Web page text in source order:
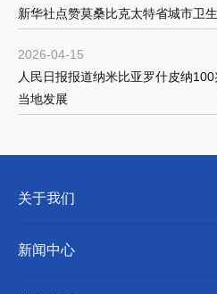
新华社点赞莫桑比克太特省城市卫
2026-04-15
人民日报报道纳米比亚罗什皮纳
当地发展
关于我们
新闻中心